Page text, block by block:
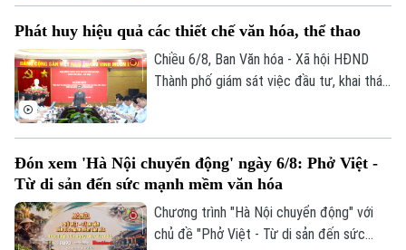
Người Việt 4 phương
Tài chính Ngân hàng
Doanh nghiệp
Đầu tư
Căn hộ
Đất đai
Kinh nghiệm
Ô tô
Tàu
Thị trường
Đánh giá
Giáo dục
Tin tức
Tuyển sinh
Văn hóa
Tin tức
Làng nghề
Sức khỏe
Y tế
Thể thao
điểm dừng chân để người dân và du
khách tìm về sự bình yên giữa phố
phường.
Phát huy hiệu quả các thiết chế văn hóa, thể thao
Chiều 6/8, Ban Văn hóa - Xã hội HĐND
Thành phố giám sát việc đầu tư, khai thác
Đón xem 'Hà Nội chuyển động' ngày 6/8: Phở Việt -
Từ di sản đến sức mạnh mềm văn hóa
Chương trình "Hà Nội chuyển động" với
chủ đề "Phở Việt - Từ di sản đến sức